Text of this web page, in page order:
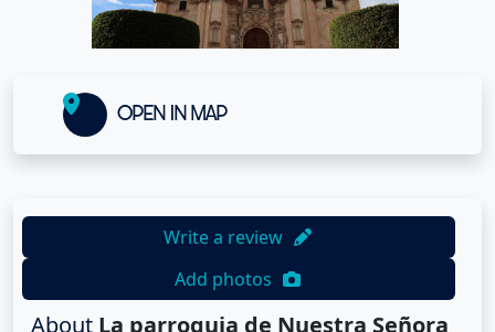
OPEN IN MAP
Write a review
Add photos
About La parroquia de Nuestra Señora